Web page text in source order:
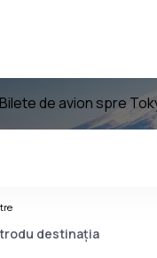
Bilete de avion spre